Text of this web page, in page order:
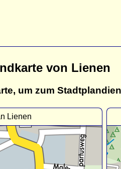
von Lienen
um zum
Lienen